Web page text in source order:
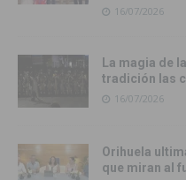
16/07/2026
La magia de
tradición las
16/07/2026
Orihuela
que miran al